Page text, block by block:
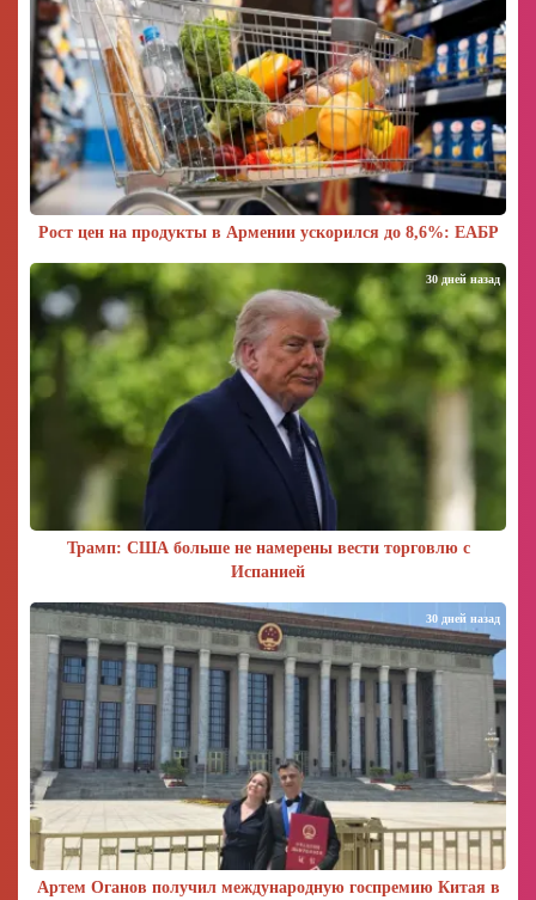
Рост цен на продукты в Армении ускорился до 8,6%: ЕАБР
Трамп: США больше не намерены вести торговлю с
Испанией
30 дней назад
Артем Оганов получил международную госпремию Китая в
30 дней назад